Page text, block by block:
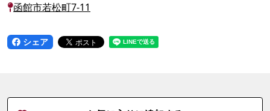
函館市若松町7-11
シェア